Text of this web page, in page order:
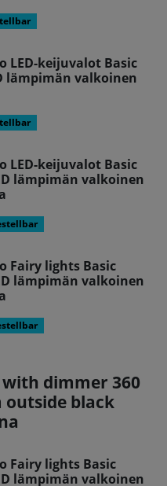
LED-keijuvalot Basic
lämpimän valkoinen
LED-keijuvalot Basic
lämpimän valkoinen
Fairy lights Basic
lämpimän valkoinen
dimmer 360
outside black
Fairy lights Basic
lämpimän valkoinen